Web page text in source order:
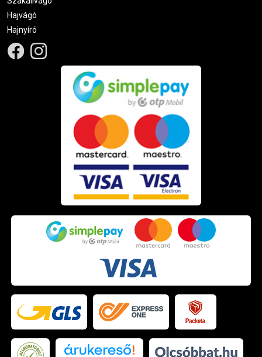
Hajvágó
Hajnyíró